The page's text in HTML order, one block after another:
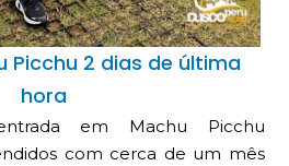
Picchu 2 dias de última
hora
em Machu Picchu
com cerca de um mês